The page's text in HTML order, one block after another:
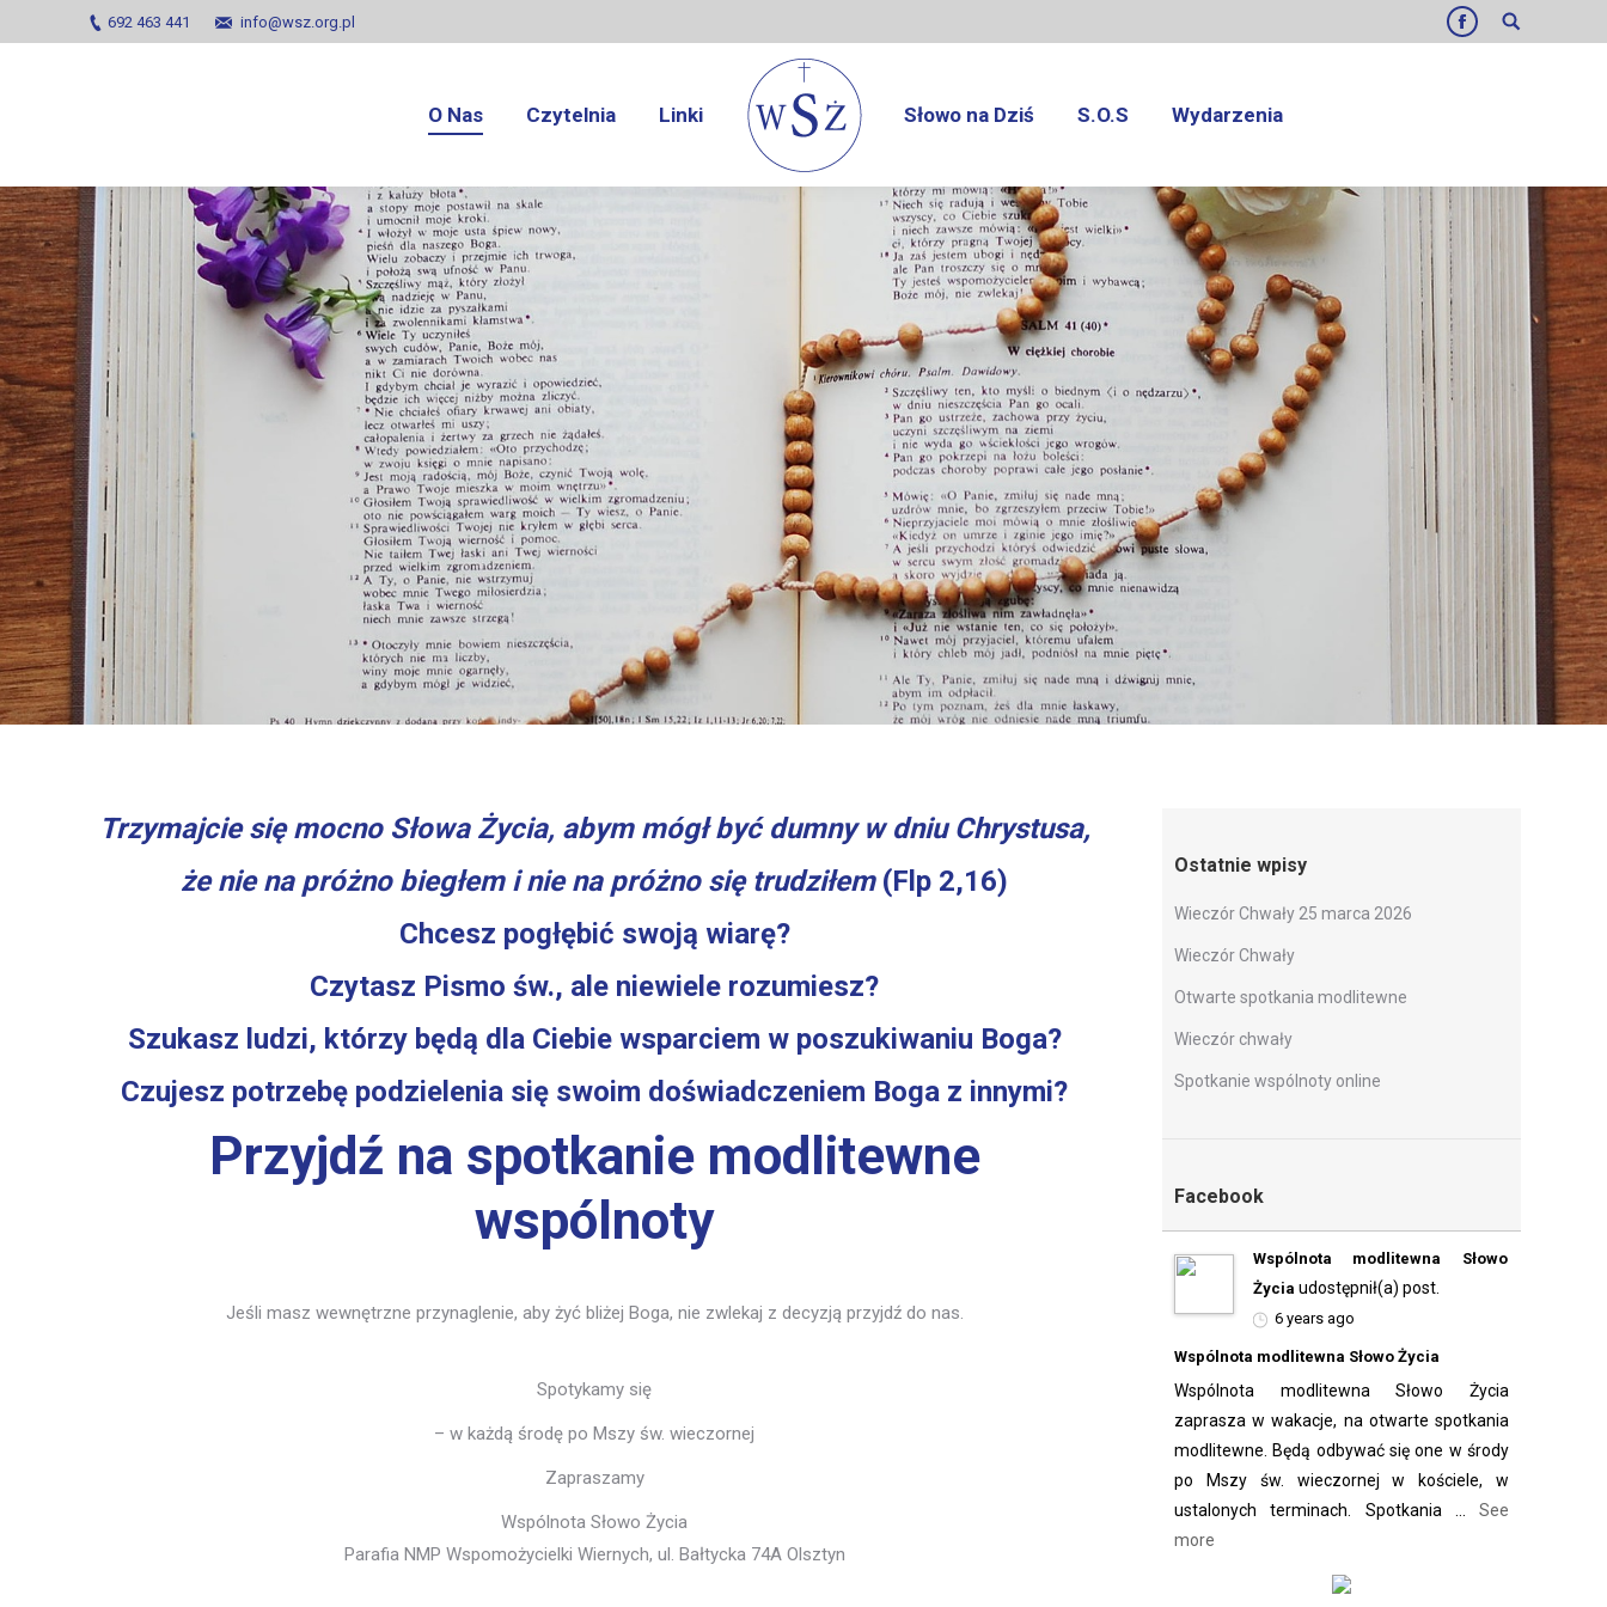
692 463 441 info@wsz.org.pl
Facebook
Search:
O Nas Czytelnia Linki Słowo na Dziś S.O.S Wydarzenia
Trzymajcie się mocno Słowa Życia, abym mógł być dumny w dniu Chrystusa,
że nie na próżno biegłem i nie na próżno się trudziłem (Flp 2,16)
Chcesz pogłębić swoją wiarę?
Czytasz Pismo św., ale niewiele rozumiesz?
Szukasz ludzi, którzy będą dla Ciebie wsparciem w poszukiwaniu Boga?
Czujesz potrzebę podzielenia się swoim doświadczeniem Boga z innymi?
Przyjdź na spotkanie modlitewne
wspólnoty
Jeśli masz wewnętrzne przynaglenie, aby żyć bliżej Boga, nie zwlekaj z decyzją przyjdź do nas.
Spotykamy się
– w każdą środę po Mszy św. wieczornej
Zapraszamy
Wspólnota Słowo Życia
Parafia NMP Wspomożycielki Wiernych, ul. Bałtycka 74A Olsztyn
Ostatnie wpisy
Wieczór Chwały 25 marca 2026
Wieczór Chwały
Otwarte spotkania modlitewne
Wieczór chwały
Spotkanie wspólnoty online
Facebook
Wspólnota modlitewna Słowo
Życia udostępnił(a) post.
6 years ago
Wspólnota modlitewna Słowo Życia
Wspólnota modlitewna Słowo Życia
zaprasza w wakacje, na otwarte spotkania
modlitewne. Będą odbywać się one w środy
po Mszy św. wieczornej w kościele, w
ustalonych terminach. Spotkania
See
more